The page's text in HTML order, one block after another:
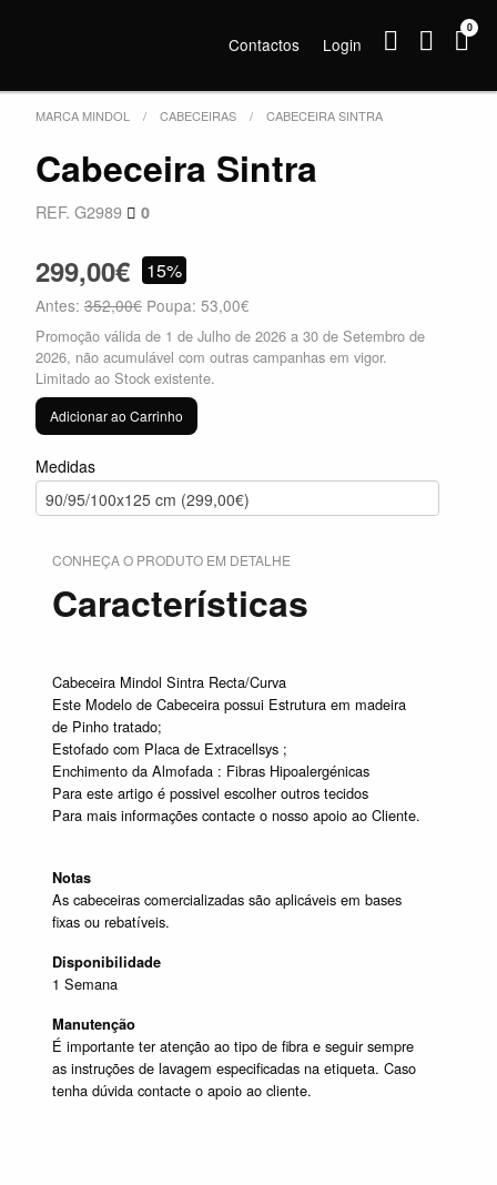
Contactos Login
0
MARCA MINDOL CABECEIRAS CABECEIRA SINTRA
Cabeceira Sintra
REF. G2989 0
299,00€ 15%
Antes: 352,00€ Poupa: 53,00€
Promoção válida de 1 de Julho de 2026 a 30 de Setembro de
2026, não acumulável com outras campanhas em vigor.
Limitado ao Stock existente.
Adicionar ao Carrinho
Medidas
90/95/100x125 cm (299,00€)
CONHEÇA O PRODUTO EM DETALHE
Características
Cabeceira Mindol Sintra Recta/Curva
Este Modelo de Cabeceira possui Estrutura em madeira
de Pinho tratado;
Estofado com Placa de Extracellsys ;
Enchimento da Almofada : Fibras Hipoalergénicas
Para este artigo é possivel escolher outros tecidos
Para mais informações contacte o nosso apoio ao Cliente.
Notas
As cabeceiras comercializadas são aplicáveis em bases
fixas ou rebatíveis.
Disponibilidade
1 Semana
Manutenção
É importante ter atenção ao tipo de fibra e seguir sempre
as instruções de lavagem especificadas na etiqueta. Caso
tenha dúvida contacte o apoio ao cliente.